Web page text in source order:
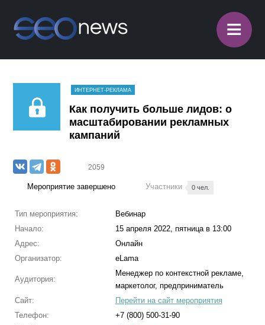
≡
ИНТЕРНЕТ-РЕКЛАМА
Как получить больше лидов: о
масштабировании рекламных
кампаний
2059
Мероприятие завершено Участники 0 чел.
Тип мероприятия:
Вебинар
Начало:
15 апреля 2022, пятница в 13:00
Адрес:
Онлайн
Организатор:
eLama
Аудитория:
Менеджер по контекстной рекламе,
маркетолог, предприниматель
Сайт:
Перейти на сайт мероприятия
Телефон:
+7 (800) 500-31-90